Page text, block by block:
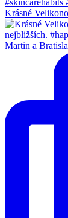
Krásné
Martin a